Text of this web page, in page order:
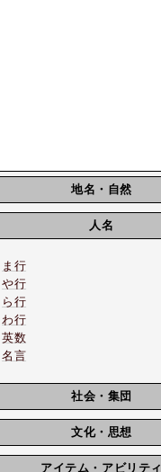
地名・自然
人名
ま行
や行
ら行
わ行
英数
名言
社会・集団
文化・思想
アイテム・アビリティ